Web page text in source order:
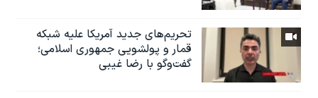
تحریم‌های جدید آمریکا علیه شبکه
قمار و پولشویی جمهوری اسلامی؛
گفت‌وگو با رضا غیبی